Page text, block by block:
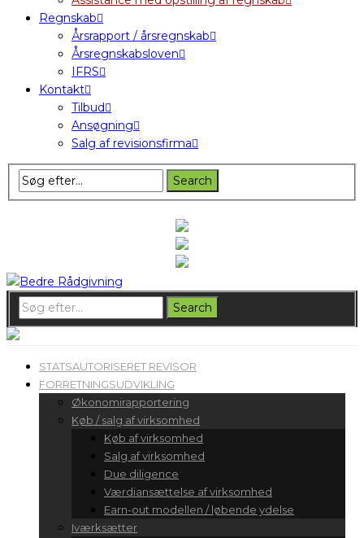
Regnskab
Årsrapport / årsregnskab
Årsregnskabsloven
IFRS
Kontakt
Tilbud
Ansøgning
Salg af revisionsfirma
STATSAUTORISERET REVISOR
FORRETNINGSUDVIKLING
Økonomirapportering
Køb / salg af virksomhed
Køb af virksomhed
Salg af virksomhed
Due diligence
Værdiansættelse af virksomhed
Earn-out modellen / løbende ydelse
Iværksætter